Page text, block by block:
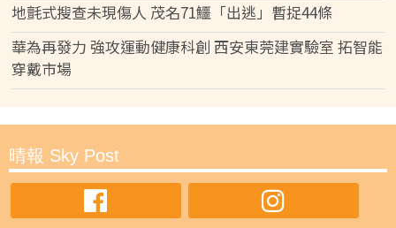
地氈式搜查未現傷人 茂名71鱷「出逃」暫捉44條
華為再發力 強攻運動健康科創 西安東莞建實驗室 拓智能
穿戴市場
晴報 Sky Post